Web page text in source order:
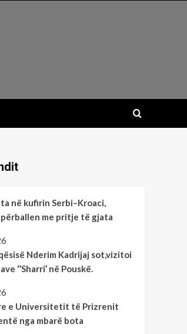
në kufirin Serbi–Kroaci,
me pritje të gjata
Nderim Kadrijaj sot,vizitoi
‘’Sharri’ në Pouskë.
e Universitetit të Prizrenit
nga mbarë bota